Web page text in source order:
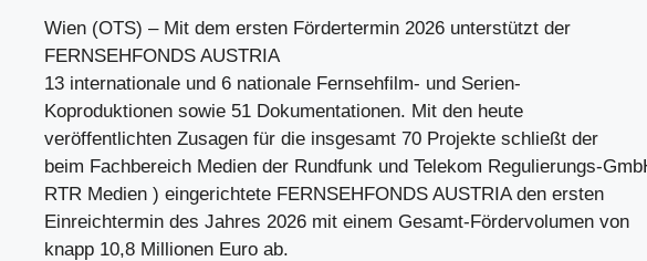
Wien (OTS) – Mit dem ersten Fördertermin 2026 unterstützt der
FERNSEHFONDS AUSTRIA
13 internationale und 6 nationale Fernsehfilm- und Serien-
Koproduktionen sowie 51 Dokumentationen. Mit den heute
veröffentlichten Zusagen für die insgesamt 70 Projekte schließt der
beim Fachbereich Medien der Rundfunk und Telekom Regulierungs-
RTR Medien ) eingerichtete FERNSEHFONDS AUSTRIA den ersten
Einreichtermin des Jahres 2026 mit einem Gesamt-Fördervolumen von
knapp 10,8 Millionen Euro ab.